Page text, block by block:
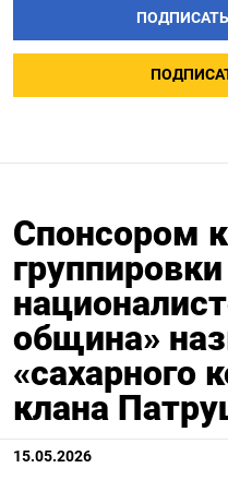
Спонсором
группировки
община»
«сахарного
клана
15.05.2026